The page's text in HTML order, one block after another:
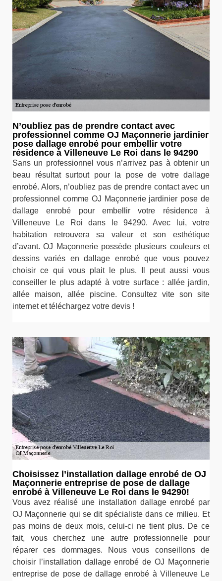
N’oubliez pas de prendre contact avec
professionnel comme OJ Maçonnerie jardinier
pose dallage enrobé pour embellir votre
résidence à Villeneuve Le Roi dans le 94290
Sans un professionnel vous n’arrivez pas à obtenir un
beau résultat surtout pour la pose de votre dallage
enrobé. Alors, n’oubliez pas de prendre contact avec un
professionnel comme OJ Maçonnerie jardinier pose de
dallage enrobé pour embellir votre résidence à
Villeneuve Le Roi dans le 94290. Avec lui, votre
habitation retrouvera sa valeur et son esthétique
d’avant. OJ Maçonnerie possède plusieurs couleurs et
dessins variés en dallage enrobé que vous pouvez
choisir ce qui vous plait le plus. Il peut aussi vous
conseiller le plus adapté à votre surface : allée jardin,
allée maison, allée piscine. Consultez vite son site
internet et téléchargez votre devis !
Choisissez l’installation dallage enrobé de OJ
Maçonnerie entreprise de pose de dallage
enrobé à Villeneuve Le Roi dans le 94290!
Vous avez réalisé une installation dallage enrobé par
OJ Maçonnerie qui se dit spécialiste dans ce milieu. Et
pas moins de deux mois, celui-ci ne tient plus. De ce
fait, vous cherchez une autre professionnelle pour
réparer ces dommages. Nous vous conseillons de
choisir l’installation dallage enrobé de OJ Maçonnerie
entreprise de pose de dallage enrobé à Villeneuve Le